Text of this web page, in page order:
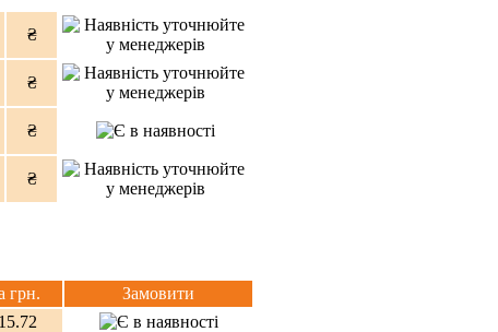
₴
₴
₴
₴
грн.
Замовити